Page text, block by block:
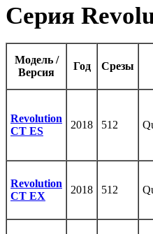
Серия
Модель /
Версия
Год Срезы
Revolution
CT ES
2018 512
Revolution
CT EX
2018 512